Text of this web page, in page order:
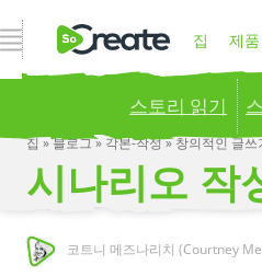
내비게이션 열기 집 제품
블로그
스토리 읽기
Publish your stories to a
집»블로그» 각본-작성»창의적인 글쓰
시나리오 작
코트니 메즈나리치 (Courtney